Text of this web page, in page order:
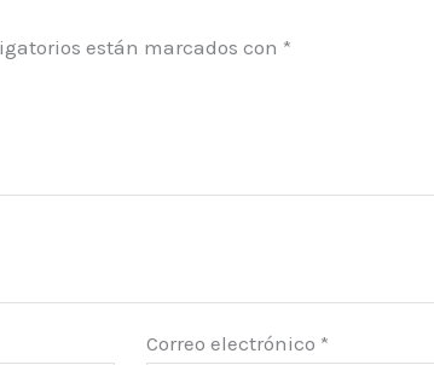
están marcados con *
Correo electrónico *